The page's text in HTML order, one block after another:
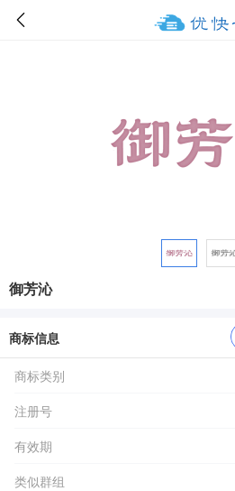
御芳沁
商标信息
商标类别
注册号
有效期
类似群组